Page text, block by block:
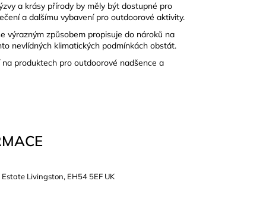
a krásy přírody by měly být dostupné pro
a dalšímu vybavení pro outdoorové aktivity.
výrazným způsobem propisuje do nároků na
nevlídných klimatických podmínkách obstát.
produktech pro outdoorové nadšence a
Livingston, EH54 5EF UK